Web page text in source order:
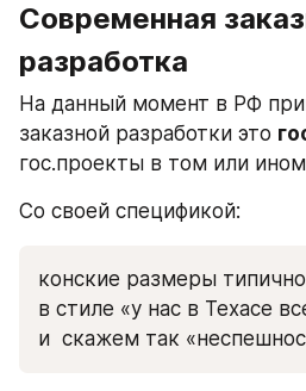
Современная
разработка
На данный момент в РФ
заказной разработки это
гос.проекты в том или
Со своей спецификой:
конские размеры
в стиле «у нас в Техасе
и  скажем так